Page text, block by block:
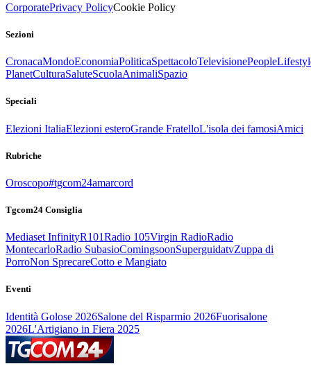
CorporatePrivacy PolicyCookie Policy
Sezioni
CronacaMondoEconomiaPoliticaSpettacoloTelevisionePeople
PlanetCulturaSaluteScuolaAnimaliSpazio
Speciali
Elezioni ItaliaElezioni esteroGrande FratelloL'isola dei famosiAmici
Rubriche
Oroscopo#tgcom24amarcord
Tgcom24 Consiglia
Mediaset InfinityR101Radio 105Virgin RadioRadio
MontecarloRadio SubasioComingsoonSuperguidatvZuppa di
PorroNon SprecareCotto e Mangiato
Eventi
Identità Golose 2026Salone del Risparmio 2026Fuorisalone
2026L'Artigiano in Fiera 2025